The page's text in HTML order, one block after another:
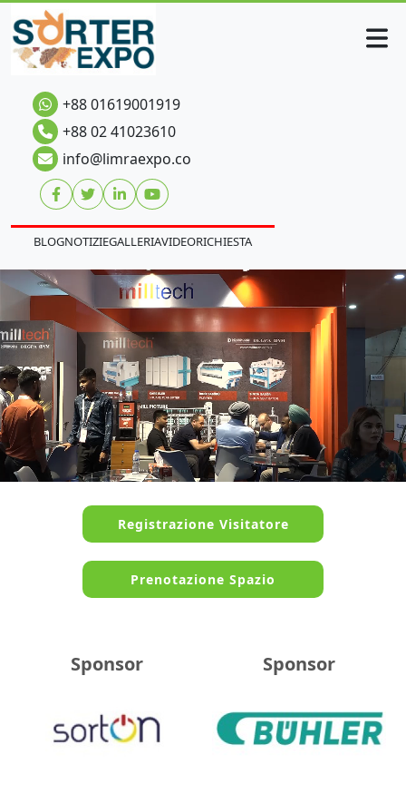
+88 01619001919
+88 02 41023610
info@limraexpo.co
BLOGNOTIZIEGALLERIAVIDEORICHIESTA
Registrazione Visitatore
Prenotazione Spazio
Sponsor Sponsor